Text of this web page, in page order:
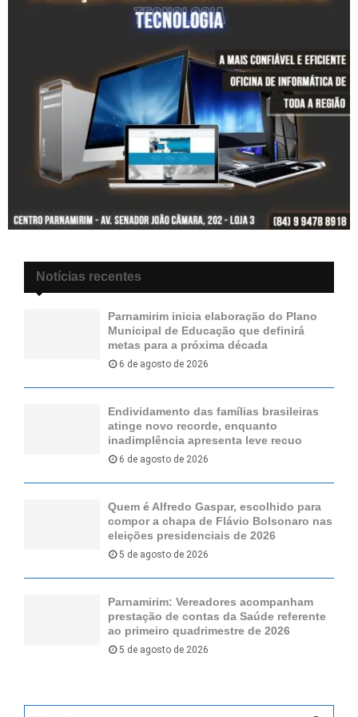
Notícias recentes
Parnamirim inicia elaboração do Plano
Municipal de Educação que definirá
metas para a próxima década
6 de agosto de 2026
Endividamento das famílias brasileiras
atinge novo recorde, enquanto
inadimplência apresenta leve recuo
6 de agosto de 2026
Quem é Alfredo Gaspar, escolhido para
compor a chapa de Flávio Bolsonaro nas
eleições presidenciais de 2026
5 de agosto de 2026
Parnamirim: Vereadores acompanham
prestação de contas da Saúde referente
ao primeiro quadrimestre de 2026
5 de agosto de 2026